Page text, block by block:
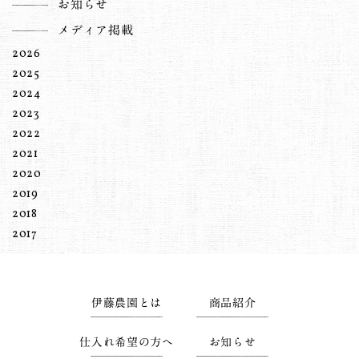
お知らせ
メディア掲載
2026
2025
2024
2023
2022
2021
2020
2019
2018
2017
伊藤農園とは 商品紹介
仕入れ希望の方へ お知らせ